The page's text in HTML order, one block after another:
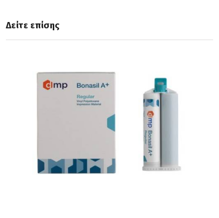
Δείτε επίσης